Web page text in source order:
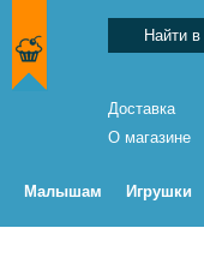
Доставка
О магазине
Малышам Игрушки